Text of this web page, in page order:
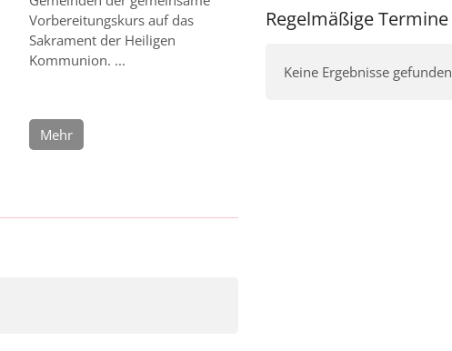
Vorbereitungskurs auf das
Sakrament der Heiligen
Kommunion. ...
Mehr
Regelmäßige Termine
Keine Ergebnisse gefunden